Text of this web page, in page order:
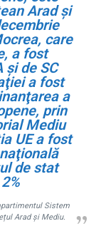
Arad și
care
a fost
şi de SC
a fost
a
prin
Mediu
UE a fost
de stat
Sistem
Arad și Mediu.